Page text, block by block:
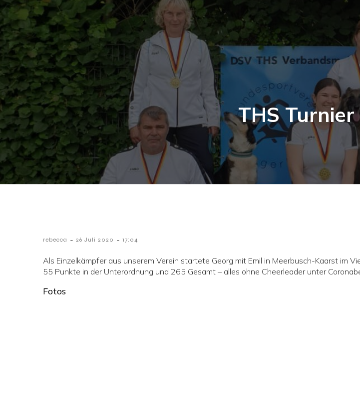
THS Turnier
rebecca - 26 Juli 2020 - 17:04
Als Einzelkämpfer aus unserem Verein startete Georg mit Emil in Meerbusch-Kaarst im
55 Punkte in der Unterordnung und 265 Gesamt – alles ohne Cheerleader unter
Fotos